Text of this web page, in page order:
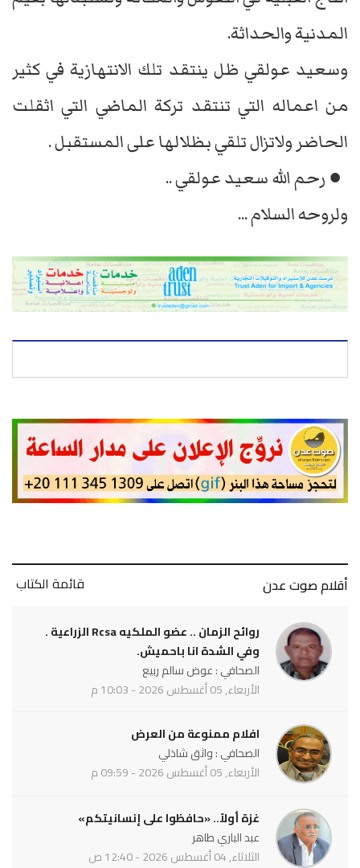
المدنية والحداثة.
وسعيد عولقي ظل ينتقد تلك الانتهازية في كثير
من اعماله التي تنتقد تركة الماضي التي اثقلت
الحاضر ولاتزال تلقي بظلالها على المستقبل .
● رحم الله سعيد عولقي ..
ولروحه السلام ...
أقلام صوت عدن قائمة الكتاب
روائح الزمان .. عضو الملكيه Rcsa الزراعية .
وفي الشدة انا باحميش.
الصحافي : عوض سالم ربيع
الأربعاء, 05 أغسطس 2026 - 10:03 م
افلام ممنوعة من العرض
الصحافي : واثق شاذلي
الأربعاء, 05 أغسطس 2026 - 09:59 م
غزة أولاً.. «حافظوا على إنسانيتكم»
عبد الباري طاهر
الثلاثاء, 04 أغسطس 2026 - 12:40 ص